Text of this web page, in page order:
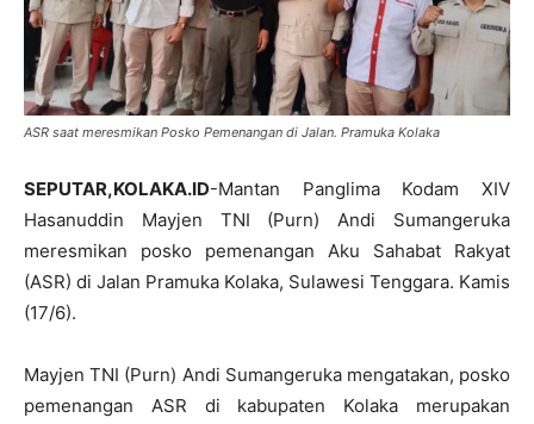
ASR saat meresmikan Posko Pemenangan di Jalan. Pramuka Kolaka
SEPUTAR,KOLAKA.ID-Mantan Panglima Kodam XIV
Hasanuddin Mayjen TNI (Purn) Andi Sumangeruka
meresmikan posko pemenangan Aku Sahabat Rakyat
(ASR) di Jalan Pramuka Kolaka, Sulawesi Tenggara. Kamis
(17/6).
Mayjen TNI (Purn) Andi Sumangeruka mengatakan, posko
pemenangan ASR di kabupaten Kolaka merupakan